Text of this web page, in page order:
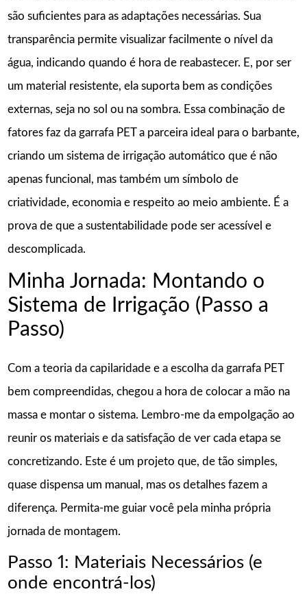
são suficientes para as adaptações necessárias. Sua
transparência permite visualizar facilmente o nível da
água, indicando quando é hora de reabastecer. E, por ser
um material resistente, ela suporta bem as condições
externas, seja no sol ou na sombra. Essa combinação de
fatores faz da garrafa PET a parceira ideal para o barbante,
criando um sistema de irrigação automático que é não
apenas funcional, mas também um símbolo de
criatividade, economia e respeito ao meio ambiente. É a
prova de que a sustentabilidade pode ser acessível e
descomplicada.
Minha Jornada: Montando o
Sistema de Irrigação (Passo a
Passo)
Com a teoria da capilaridade e a escolha da garrafa PET
bem compreendidas, chegou a hora de colocar a mão na
massa e montar o sistema. Lembro-me da empolgação ao
reunir os materiais e da satisfação de ver cada etapa se
concretizando. Este é um projeto que, de tão simples,
quase dispensa um manual, mas os detalhes fazem a
diferença. Permita-me guiar você pela minha própria
jornada de montagem.
Passo 1: Materiais Necessários (e
onde encontrá-los)